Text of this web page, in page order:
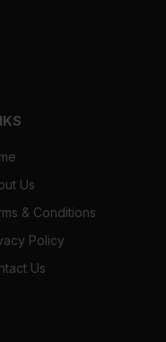
Us
& Conditions
Policy
Us